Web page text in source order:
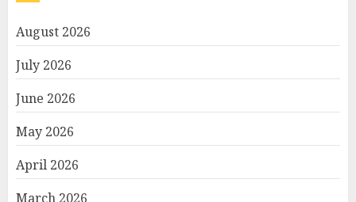
August 2026
July 2026
June 2026
May 2026
April 2026
March 2026